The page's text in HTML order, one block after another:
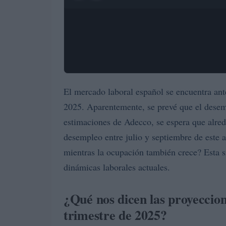
El mercado laboral español se encuentra
2025. Aparentemente, se prevé que el
estimaciones de Adecco, se espera que
desempleo entre julio y septiembre de este
mientras la ocupación también crece? Esta
dinámicas laborales actuales.
¿Qué nos dicen las
trimestre de 2025?